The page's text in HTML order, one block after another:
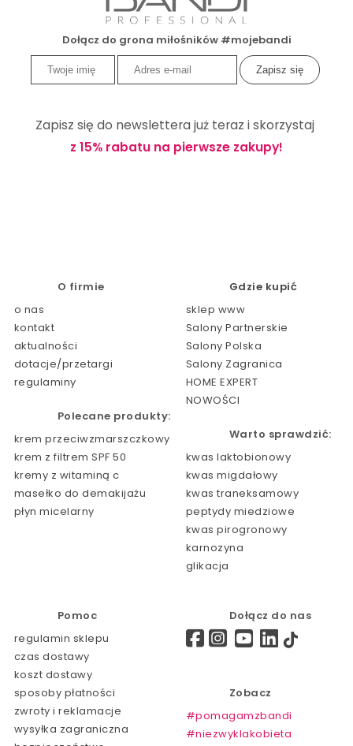
Dołącz do grona miłośników #mojebandi
Zapisz się do newslettera już teraz i skorzystaj
z 15% rabatu na pierwsze zakupy!
O firmie
o nas
kontakt
aktualności
dotacje/przetargi
regulaminy
Polecane produkty:
krem przeciwzmarszczkowy
krem z filtrem SPF 50
kremy z witaminą c
masełko do demakijażu
płyn micelarny
Gdzie kupić
sklep www
Salony Partnerskie
Salony Polska
Salony Zagranica
HOME EXPERT
NOWOŚCI
Warto sprawdzić:
kwas laktobionowy
kwas migdałowy
kwas traneksamowy
peptydy miedziowe
kwas pirogronowy
karnozyna
glikacja
Pomoc
regulamin sklepu
czas dostawy
koszt dostawy
sposoby płatności
zwroty i reklamacje
wysyłka zagraniczna
Dołącz do nas
Zobacz
#pomagamzbandi
#niezwyklakobieta